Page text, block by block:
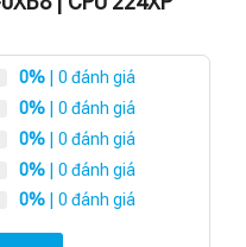
0% | 0 đánh giá
0% | 0 đánh giá
0% | 0 đánh giá
0% | 0 đánh giá
0% | 0 đánh giá